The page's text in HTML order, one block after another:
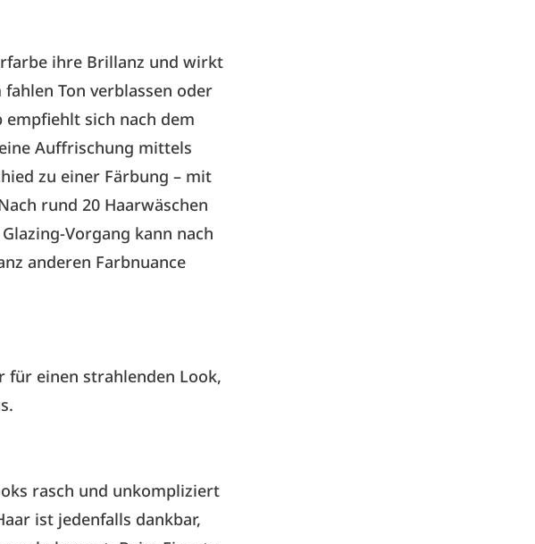
ihre Brillanz und wirkt
Ton verblassen oder
sich nach dem
Auffrischung mittels
zu einer Färbung – mit
rund 20 Haarwäschen
Vorgang kann nach
anderen Farbnuance
für einen strahlenden Look,
rasch und unkompliziert
ist jedenfalls dankbar,